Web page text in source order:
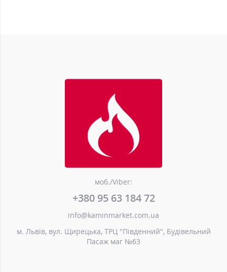
моб./Viber:
+380 95 63 184 72
info@kaminmarket.com.ua
м. Львів, вул. Щирецька, ТРЦ "Південний", Будівельний
Пасаж маг №63